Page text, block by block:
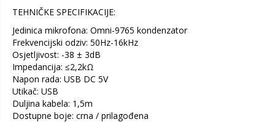
TEHNIČKE SPECIFIKACIJE:
Jedinica mikrofona: Omni-9765 kondenzator
Frekvencijski odziv: 50Hz-16kHz
Osjetljivost: -38 ± 3dB
Impedancija: ≤2,2kΩ
Napon rada: USB DC 5V
Utikač: USB
Duljina kabela: 1,5m
Dostupne boje: crna / prilagođena